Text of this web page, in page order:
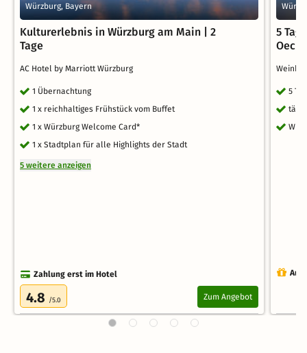
Würzburg, Bayern
Kulturerlebnis in Würzburg am Main | 2
Tage
AC Hotel by Marriott Würzburg
1 Übernachtung
1 x reichhaltiges Frühstück vom Buffet
1 x Würzburg Welcome Card*
1 x Stadtplan für alle Highlights der Stadt
5 weitere anzeigen
Zahlung erst im Hotel
4.8 /5.0 Zum Angebot
5
5